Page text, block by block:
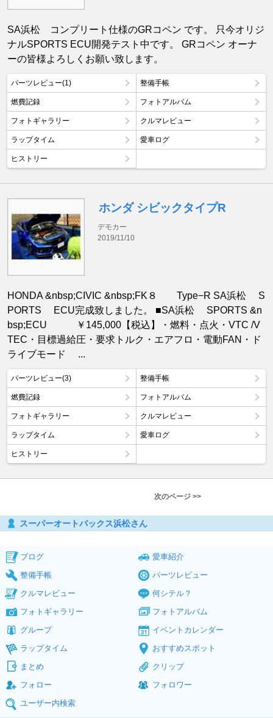
SA浜松 コンプリート仕様のGRコペン です。 只今オリジ
ナルSPORTS ECU開発テスト中です。 GRコペン オーナ
ーの皆様よろしくお願い致します。
パーツレビュー(1) 整備手帳
燃費記録 フォトアルバム
フォトギャラリー クルマレビュー
ラップタイム 愛車ログ
ヒストリー
ホンダ シビックタイプR
デモカー
2019/11/10
HONDA &nbsp;CIVIC &nbsp;FK８ Type−R SA浜松 S
PORTS ECU完成致しました。 ■SA浜松 SPORTS &n
bsp;ECU ￥145,000【税込】・燃料・点火・VTC /V
TEC・目標過給圧・要求トルク・エアフロ・電動FAN・ド
ライブモード ...
パーツレビュー(3) 整備手帳
燃費記録 フォトアルバム
フォトギャラリー クルマレビュー
ラップタイム 愛車ログ
ヒストリー
次のページ >>
スーパーオートバックス浜松さん
ブログ
愛車紹介
整備手帳
パーツレビュー
クルマレビュー
何シテル？
フォトギャラリー
フォトアルバム
グループ
イベントカレンダー
ラップタイム
おすすめスポット
まとめ
クリップ
フォロー
フォロワー
ユーザー内検索